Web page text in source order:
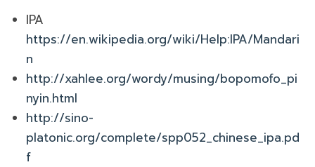
IPA
https://en.wikipedia.org/wiki/Help:IPA/Mandari
n
http://xahlee.org/wordy/musing/bopomofo_pi
nyin.html
http://sino-
platonic.org/complete/spp052_chinese_ipa.pd
f